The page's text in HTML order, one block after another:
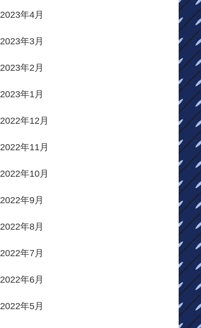
2023年4月
2023年3月
2023年2月
2023年1月
2022年12月
2022年11月
2022年10月
2022年9月
2022年8月
2022年7月
2022年6月
2022年5月